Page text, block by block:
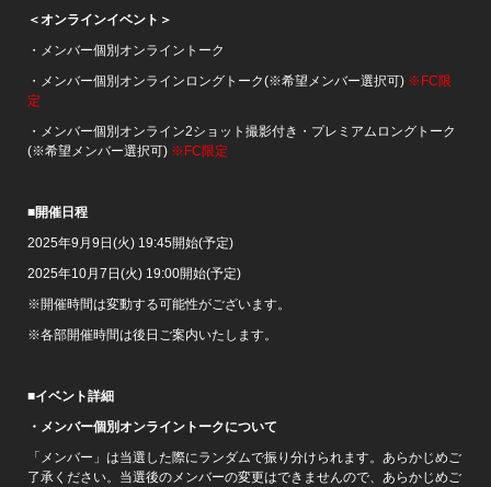
＜オンラインイベント＞
・メンバー個別オンライントーク
・メンバー個別オンラインロングトーク(※希望メンバー選択可) ※FC限
定
・メンバー個別オンライン2ショット撮影付き・プレミアムロングトーク
(※希望メンバー選択可) ※FC限定
■開催日程
2025年9月9日(火) 19:45開始(予定)
2025年10月7日(火) 19:00開始(予定)
※開催時間は変動する可能性がございます。
※各部開催時間は後日ご案内いたします。
■イベント詳細
・メンバー個別オンライントークについて
「メンバー」は当選した際にランダムで振り分けられます。あらかじめご
了承ください。当選後のメンバーの変更はできませんので、あらかじめご